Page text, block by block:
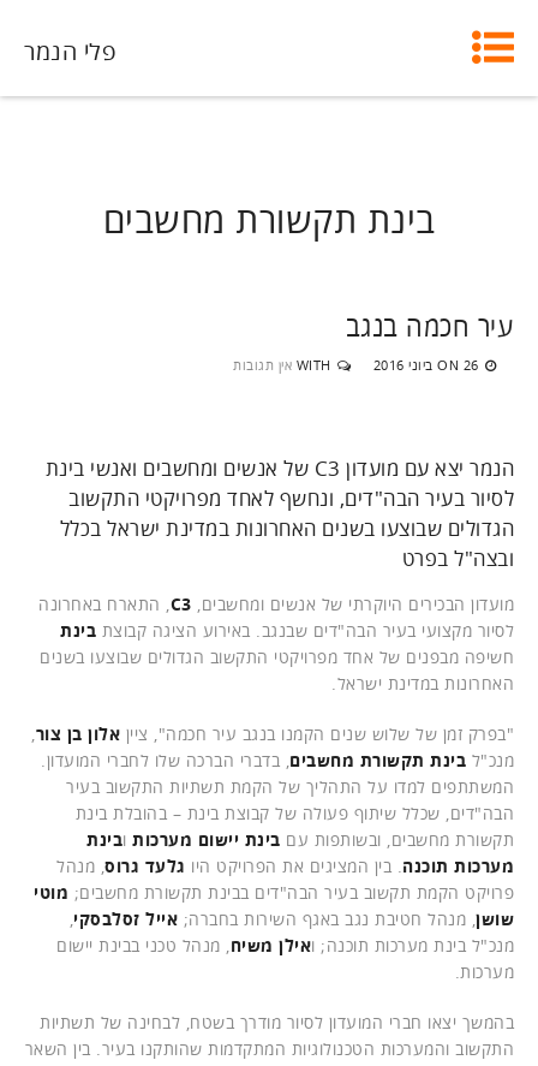
פלי הנמר
בינת תקשורת מחשבים
עיר חכמה בנגב
ON 26 ביוני 2016 WITH אין תגובות
הנמר יצא עם מועדון C3 של אנשים ומחשבים ואנשי בינת
לסיור בעיר הבה"דים, ונחשף לאחד מפרויקטי התקשוב
הגדולים שבוצעו בשנים האחרונות במדינת ישראל בכלל
ובצה"ל בפרט
מועדון הבכירים היוקרתי של אנשים ומחשבים, C3, התארח באחרונה
לסיור מקצועי בעיר הבה"דים שבנגב. באירוע הציגה קבוצת בינת
חשיפה מבפנים של אחד מפרויקטי התקשוב הגדולים שבוצעו בשנים
האחרונות במדינת ישראל.
"בפרק זמן של שלוש שנים הקמנו בנגב עיר חכמה", ציין אלון בן צור,
מנכ"ל בינת תקשורת מחשבים, בדברי הברכה שלו לחברי המועדון.
המשתתפים למדו על התהליך של הקמת תשתיות התקשוב בעיר
הבה"דים, שכלל שיתוף פעולה של קבוצת בינת – בהובלת בינת
תקשורת מחשבים, ובשותפות עם בינת יישום מערכות ובינת
מערכות תוכנה. בין המציגים את הפרויקט היו גלעד גרוס, מנהל
פרויקט הקמת תקשוב בעיר הבה"דים בבינת תקשורת מחשבים; מוטי
שושן, מנהל חטיבת נגב באגף השירות בחברה; אייל זסלבסקי,
מנכ"ל בינת מערכות תוכנה; ואילן משיח, מנהל טכני בבינת יישום
מערכות.
בהמשך יצאו חברי המועדון לסיור מודרך בשטח, לבחינה של תשתיות
התקשוב והמערכות הטכנולוגיות המתקדמות שהותקנו בעיר. בין השאר